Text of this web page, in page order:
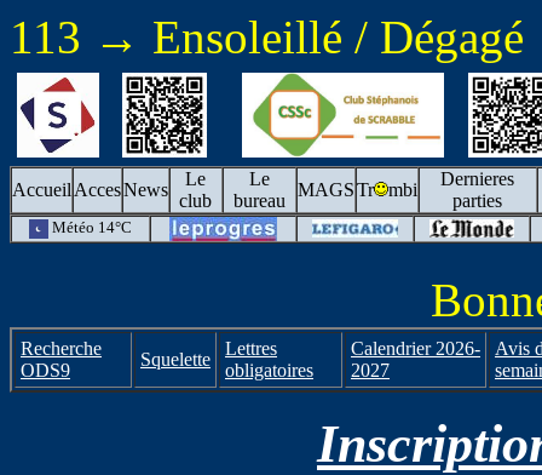
113 → Ensoleillé / Dégagé
Accueil AccesNews
Le
club
Le
bureau
MAGSTr mbi
Dernieres
parties
Météo 14°C
Recherche
ODS9
Squelette
Lettres
obligatoires
Calendrier 2026-
2027
Avis